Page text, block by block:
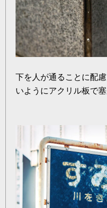
下を人が通ることに配
いようにアクリル板で塞